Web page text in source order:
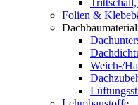
Folien &
Weich-/